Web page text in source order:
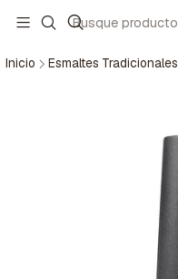
Inicio Esmaltes Tradicionales